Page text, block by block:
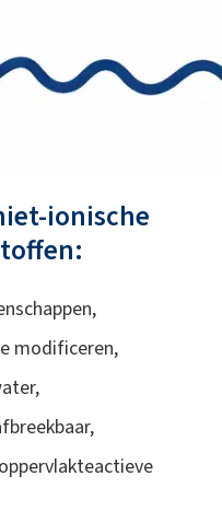
ionische
modificeren,